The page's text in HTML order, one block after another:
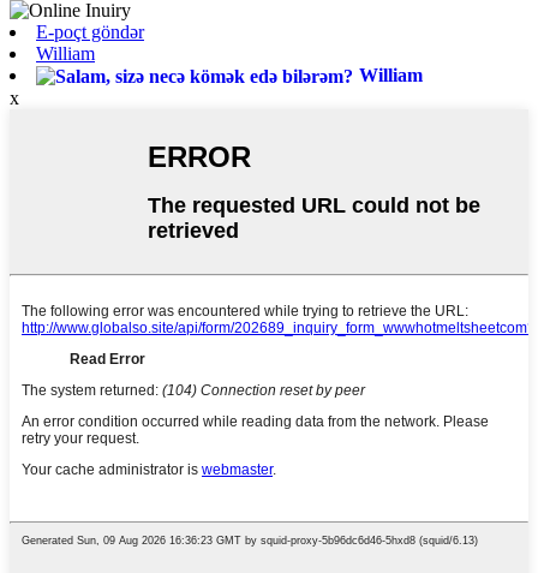
E-poçt göndər
William
William
x